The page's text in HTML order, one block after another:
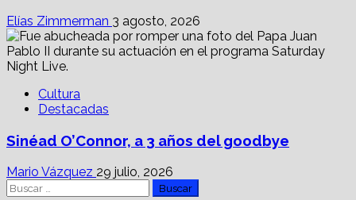
Elías Zimmerman 3 agosto, 2026
Cultura
Destacadas
Sinéad O’Connor, a 3 años del goodbye
Mario Vázquez 29 julio, 2026
Buscar: